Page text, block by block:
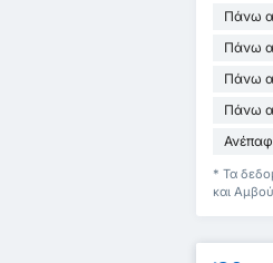
Πάνω
Πάνω
Πάνω
Πάνω
* Τα
και